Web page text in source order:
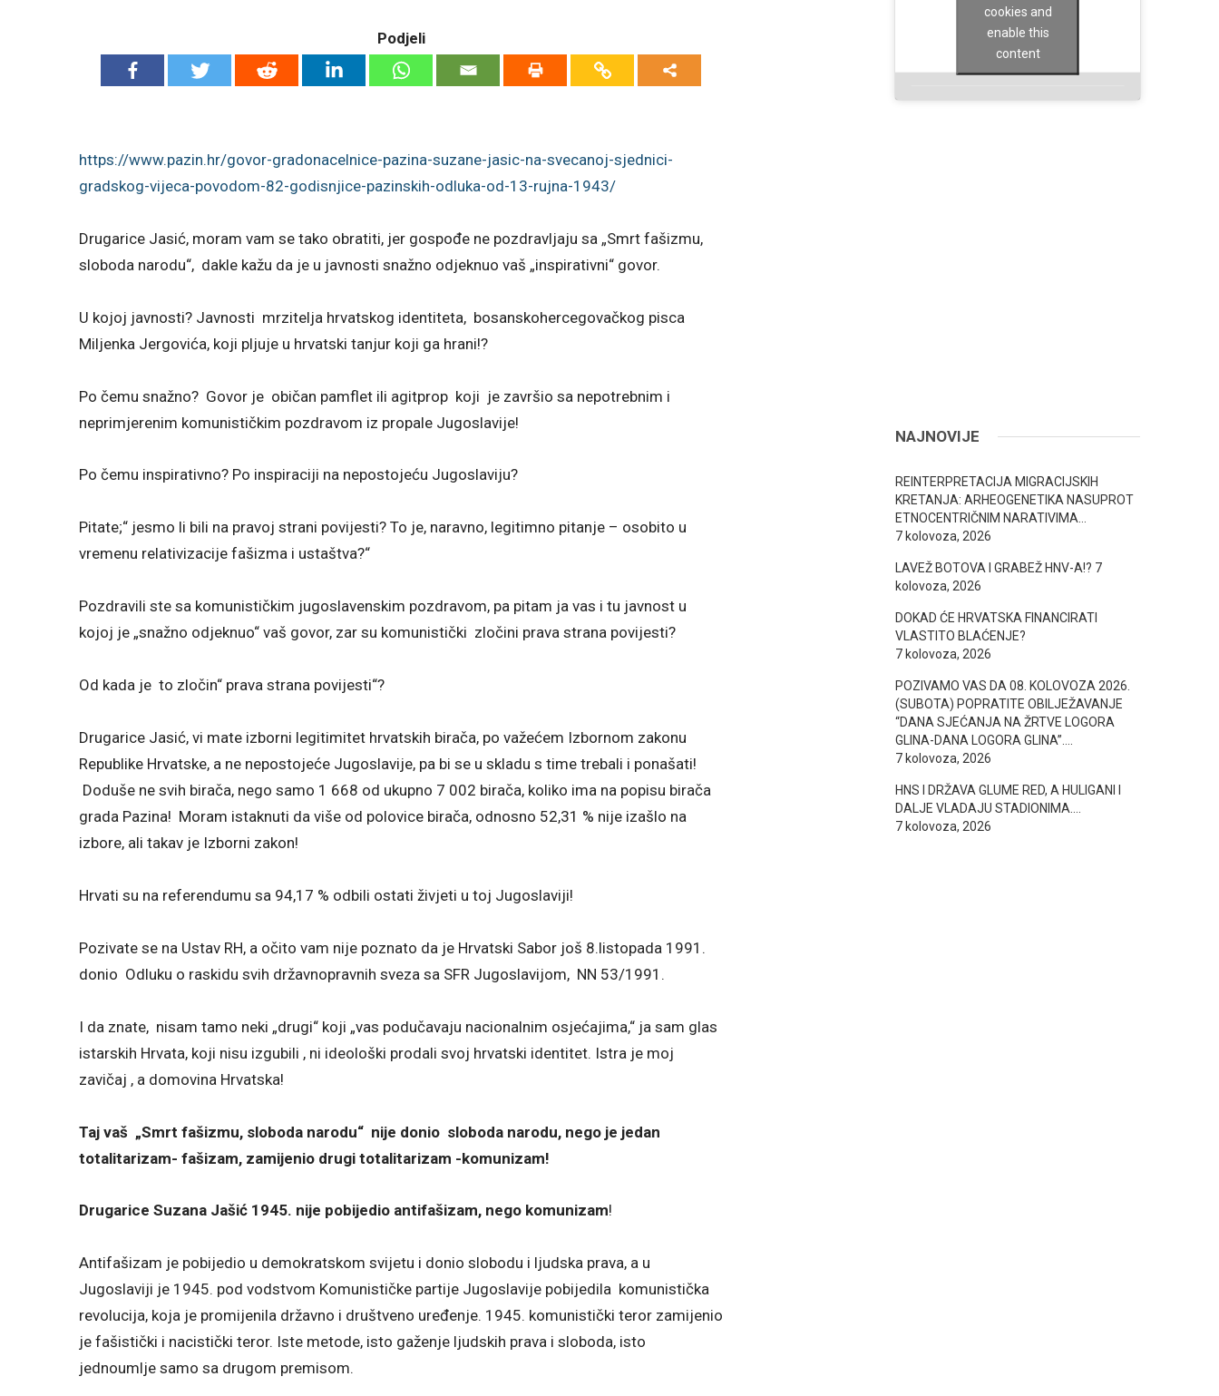
Podjeli
https://www.pazin.hr/govor-gradonacelnice-pazina-suzane-jasic-na-svecanoj-sjednici-
gradskog-vijeca-povodom-82-godisnjice-pazinskih-odluka-od-13-rujna-1943/
Drugarice Jasić, moram vam se tako obratiti, jer gospođe ne pozdravljaju sa „Smrt fašizmu,
sloboda narodu“, dakle kažu da je u javnosti snažno odjeknuo vaš „inspirativni“ govor.
U kojoj javnosti? Javnosti mrzitelja hrvatskog identiteta, bosanskohercegovačkog pisca
Miljenka Jergovića, koji pljuje u hrvatski tanjur koji ga hrani!?
Po čemu snažno? Govor je običan pamflet ili agitprop koji je završio sa nepotrebnim i
neprimjerenim komunističkim pozdravom iz propale Jugoslavije!
Po čemu inspirativno? Po inspiraciji na nepostojeću Jugoslaviju?
Pitate;“ jesmo li bili na pravoj strani povijesti? To je, naravno, legitimno pitanje – osobito u
vremenu relativizacije fašizma i ustaštva?“
Pozdravili ste sa komunističkim jugoslavenskim pozdravom, pa pitam ja vas i tu javnost u
kojoj je „snažno odjeknuo“ vaš govor, zar su komunistički zločini prava strana povijesti?
Od kada je to zločin“ prava strana povijesti“?
Drugarice Jasić, vi mate izborni legitimitet hrvatskih birača, po važećem Izbornom zakonu
Republike Hrvatske, a ne nepostojeće Jugoslavije, pa bi se u skladu s time trebali i ponašati!
Doduše ne svih birača, nego samo 1 668 od ukupno 7 002 birača, koliko ima na popisu birača
grada Pazina! Moram istaknuti da više od polovice birača, odnosno 52,31 % nije izašlo na
izbore, ali takav je Izborni zakon!
Hrvati su na referendumu sa 94,17 % odbili ostati živjeti u toj Jugoslaviji!
Pozivate se na Ustav RH, a očito vam nije poznato da je Hrvatski Sabor još 8.listopada 1991.
donio Odluku o raskidu svih državnopravnih sveza sa SFR Jugoslavijom, NN 53/1991.
I da znate, nisam tamo neki „drugi“ koji „vas podučavaju nacionalnim osjećajima,“ ja sam glas
istarskih Hrvata, koji nisu izgubili , ni ideološki prodali svoj hrvatski identitet. Istra je moj
zavičaj , a domovina Hrvatska!
Taj vaš „Smrt fašizmu, sloboda narodu“ nije donio sloboda narodu, nego je jedan
totalitarizam- fašizam, zamijenio drugi totalitarizam -komunizam!
Drugarice Suzana Jašić 1945. nije pobijedio antifašizam, nego komunizam!
Antifašizam je pobijedio u demokratskom svijetu i donio slobodu i ljudska prava, a u
Jugoslaviji je 1945. pod vodstvom Komunističke partije Jugoslavije pobijedila komunistička
revolucija, koja je promijenila državno i društveno uređenje. 1945. komunistički teror zamijenio
je fašistički i nacistički teror. Iste metode, isto gaženje ljudskih prava i sloboda, isto
jednoumlje samo sa drugom premisom.
cookies and
enable this
content
NAJNOVIJE
REINTERPRETACIJA MIGRACIJSKIH
KRETANJA: ARHEOGENETIKA NASUPROT
ETNOCENTRIČNIM NARATIVIMA…
7 kolovoza, 2026
LAVEŽ BOTOVA I GRABEŽ HNV-A!? 7
kolovoza, 2026
DOKAD ĆE HRVATSKA FINANCIRATI
VLASTITO BLAĆENJE?
7 kolovoza, 2026
POZIVAMO VAS DA 08. KOLOVOZA 2026.
(SUBOTA) POPRATITE OBILJEŽAVANJE
“DANA SJEĆANJA NA ŽRTVE LOGORA
GLINA-DANA LOGORA GLINA”….
7 kolovoza, 2026
HNS I DRŽAVA GLUME RED, A HULIGANI I
DALJE VLADAJU STADIONIMA….
7 kolovoza, 2026